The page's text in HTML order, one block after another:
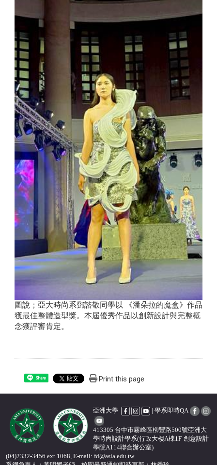
圖說；亞大時尚系鄧諮敬同學以 《潘朵拉的魔盒》作品
獲最佳整體造型獎。本屆優秀作品以創新設計與完整概
念獲評審肯定。
Share Print this page
亞洲大學 | 學系即時QA
413305 台中市霧峰區柳豐路500號亞洲大
學時尚設計學系(行政大樓A棟1F-創意設計
學院A114聯合辦公室)
(04)2332-3456 ext.1068, E-mail: fd@asia.edu.tw